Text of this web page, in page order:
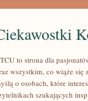
to strona dla
wszystkim, co wiąże się
o osobach, które
szukających